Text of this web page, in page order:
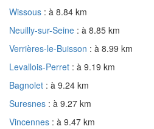
Wissous : à 8.84 km
Neuilly-sur-Seine : à 8.85 km
Verrières-le-Buisson : à 8.99 km
Levallois-Perret : à 9.19 km
Bagnolet : à 9.24 km
Suresnes : à 9.27 km
Vincennes : à 9.47 km